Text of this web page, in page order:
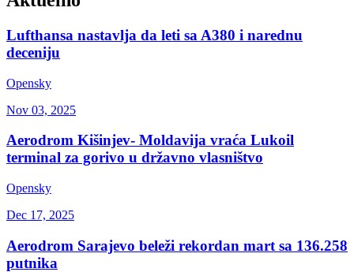
Lufthansa nastavlja da leti sa A380 i narednu
deceniju
Opensky
Nov 03, 2025
Aerodrom Kišinjev- Moldavija vraća Lukoil
terminal za gorivo u državno vlasništvo
Opensky
Dec 17, 2025
Aerodrom Sarajevo beleži rekordan mart sa 136.258
putnika